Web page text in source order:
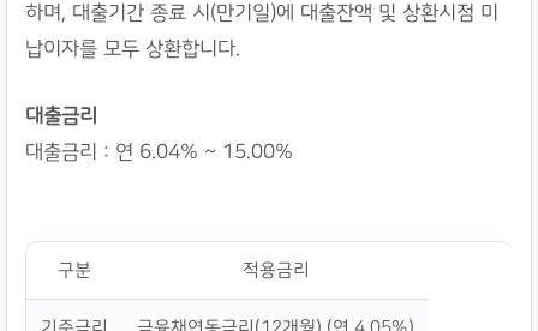
하며, 대출기간 종료 시(만기일)에 대출잔액 및 상환시점 미
납이자를 모두 상환합니다.
대출금리
대출금리 : 연 6.04% ~ 15.00%
구분 적용금리